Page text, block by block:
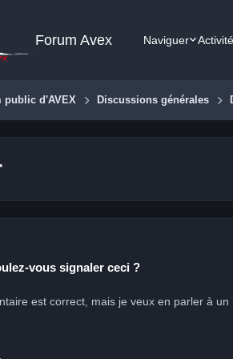
Forum Avex Naviguer Activité
public d'AVEX Discussions générales
vous signaler ceci ?